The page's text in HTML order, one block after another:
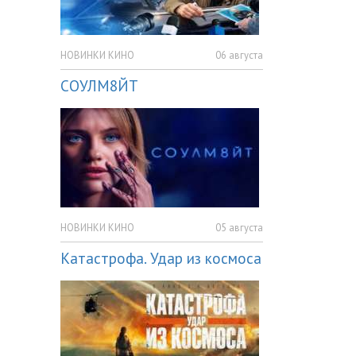
НОВИНКИ КИНО 06 августа
СОУЛМ8ЙТ
НОВИНКИ КИНО 05 августа
Катастрофа. Удар из космоса